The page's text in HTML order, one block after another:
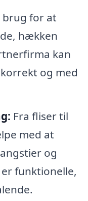
brug for at
hækken
kan
og med
Fra fliser til
med at
og
funktionelle,